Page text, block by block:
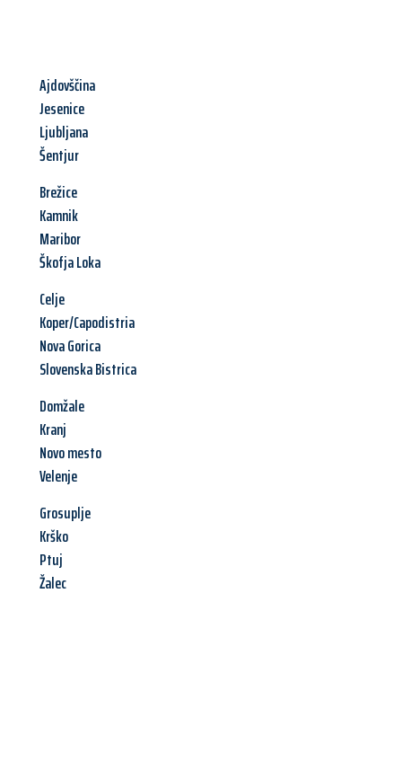
Ajdovščina
Jesenice
Ljubljana
Šentjur
Brežice
Kamnik
Maribor
Škofja Loka
Celje
Koper/Capodistria
Nova Gorica
Slovenska Bistrica
Domžale
Kranj
Novo mesto
Velenje
Grosuplje
Krško
Ptuj
Žalec